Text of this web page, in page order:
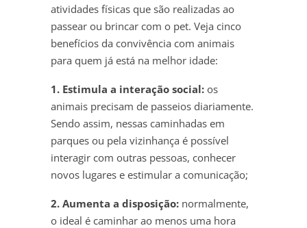
atividades físicas que são realizadas ao
passear ou brincar com o pet. Veja cinco
benefícios da convivência com animais
para quem já está na melhor idade:
1. Estimula a interação social: os
animais precisam de passeios diariamente.
Sendo assim, nessas caminhadas em
parques ou pela vizinhança é possível
interagir com outras pessoas, conhecer
novos lugares e estimular a comunicação;
2. Aumenta a disposição: normalmente,
o ideal é caminhar ao menos uma hora